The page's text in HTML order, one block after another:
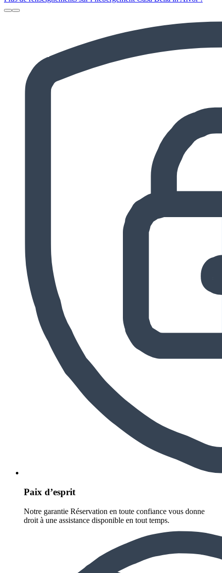
Paix d’esprit
Notre garantie Réservation en toute confiance vous donne
droit à une assistance disponible en tout temps.